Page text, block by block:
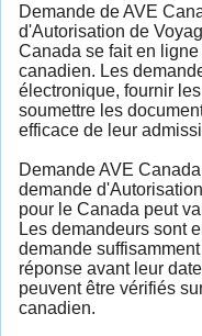
Demande de AVE
d'Autorisation de
Canada se fait en
canadien. Les
électronique, fournir
soumettre les
efficace de leur
Demande AVE
demande
pour le Canada peut
Les demandeurs sont
demande
réponse avant leur
peuvent être vérifiés
canadien.